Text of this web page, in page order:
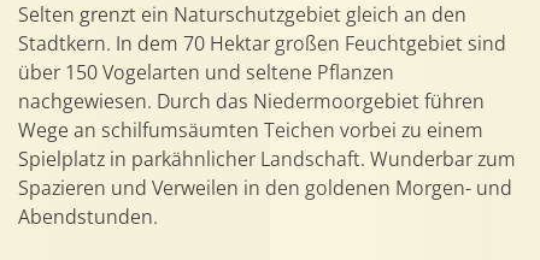
Selten grenzt ein Naturschutzgebiet gleich an den
Stadtkern. In dem 70 Hektar großen Feuchtgebiet sind
über 150 Vogelarten und seltene Pflanzen
nachgewiesen. Durch das Niedermoorgebiet führen
Wege an schilfumsäumten Teichen vorbei zu einem
Spielplatz in parkähnlicher Landschaft. Wunderbar zum
Spazieren und Verweilen in den goldenen Morgen- und
Abendstunden.